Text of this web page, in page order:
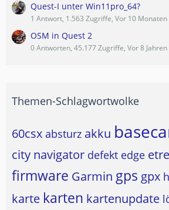
Quest-I unter Win11pro_64?
1 Antwort, 1.563 Zugriffe, Vor 10 Monaten
OSM in Quest 2
0 Antworten, 45.177 Zugriffe, Vor 8 Jahren
Themen-Schlagwortwolke
60csx absturz akku
city navigator defekt edge
firmware Garmin gps gpx
karte karten kartenupdate